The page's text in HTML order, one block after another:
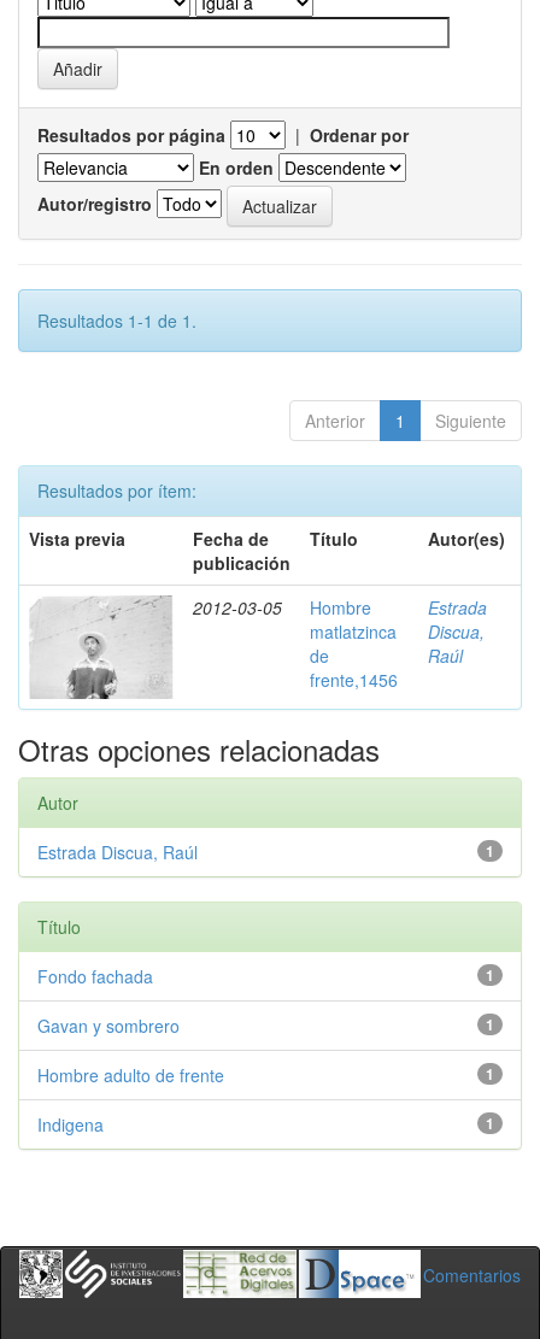
Resultados por página | Ordenar por
En orden
Autor/registro
Resultados 1-1 de 1.
Anterior 1 Siguiente
Resultados por ítem:
Vista previa
Fecha de
publicación
Título Autor(es)
2012-03-05
Hombre
matlatzinca
de
frente,1456
Estrada
Discua,
Raúl
Otras opciones relacionadas
Autor
1
Estrada Discua, Raúl
Título
1
Fondo fachada
1
Gavan y sombrero
1
Hombre adulto de frente
1
Indigena
Comentarios